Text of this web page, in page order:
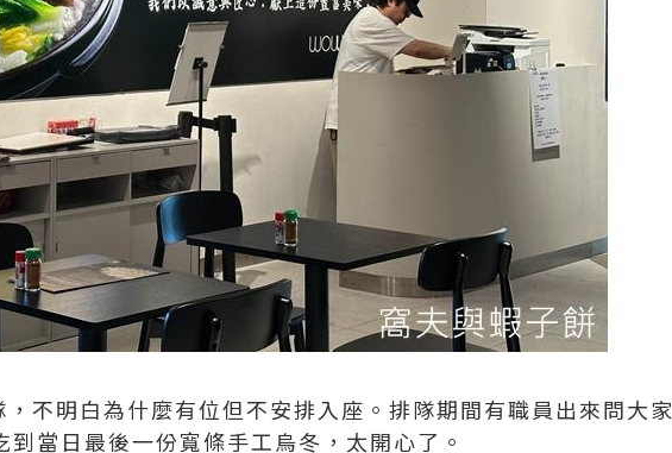
不明白為什麼有位但不安排入座。排隊期間有職員出來問大家
當日最後一份寬條手工烏冬，太開心了。